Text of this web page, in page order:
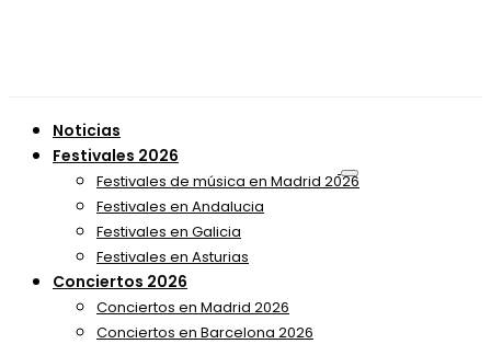
Noticias
Festivales 2026
Festivales de música en Madrid 2026
Festivales en Andalucia
Festivales en Galicia
Festivales en Asturias
Conciertos 2026
Conciertos en Madrid 2026
Conciertos en Barcelona 2026